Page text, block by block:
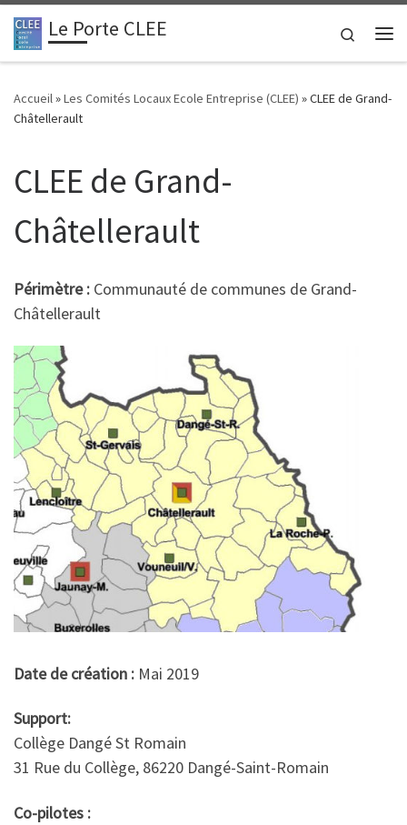
Passer au contenu
Le Porte CLEE
Search
Accueil»Les Comités Locaux Ecole Entreprise (CLEE) »CLEE de Grand-
Châtellerault
CLEE de Grand-
Châtellerault
Périmètre : Communauté de communes de Grand-
Châtellerault
Date de création : Mai 2019
Support:
Collège Dangé St Romain
31 Rue du Collège, 86220 Dangé-Saint-Romain
Co-pilotes :